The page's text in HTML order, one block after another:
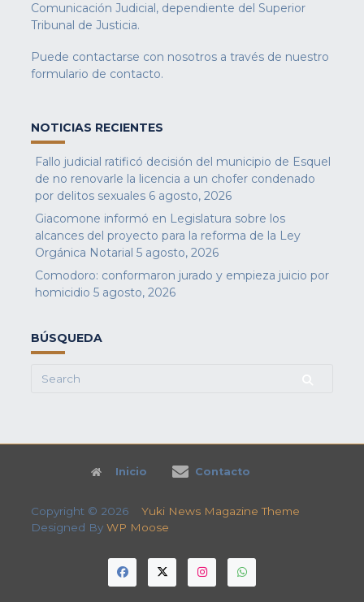
Comunicación Judicial, dependiente del Superior
Tribunal de Justicia.
Puede contactarse con nosotros a través de nuestro
formulario de contacto.
NOTICIAS RECIENTES
Fallo judicial ratificó decisión del municipio de Esquel
de no renovarle la licencia a un chofer condenado
por delitos sexuales 6 agosto, 2026
Giacomone informó en Legislatura sobre los
alcances del proyecto para la reforma de la Ley
Orgánica Notarial 5 agosto, 2026
Comodoro: conformaron jurado y empieza juicio por
homicidio 5 agosto, 2026
BÚSQUEDA
Search
Inicio Contacto
Copyright © 2026 Yuki News Magazine Theme
Designed By WP Moose